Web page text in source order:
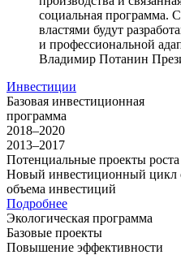
социальная программа.
властями будут
и профессиональной
Владимир Потанин
Инвестиции
Базовая инвестиционная
программа
2018–2020
2013–2017
Потенциальные проекты роста
Новый инвестиционный цикл
объема инвестиций
Подробнее
Экологическая программа
Базовые проекты
Повышение эффективности